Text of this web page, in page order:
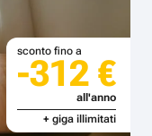
sconto fino a
-312 €
all'anno
+ giga illimitati